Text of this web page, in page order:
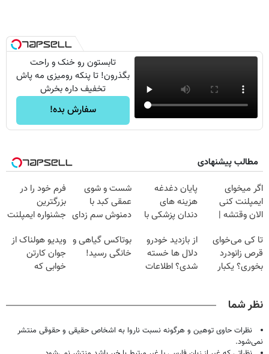
تابستون رو خنک و راحت
بگذرون! تا پنکه رومیزی مه پاش
تخفیف داره بخرش
سفارش بده!
مطالب پیشنهادی
اگر میخوای
ایمپلنت کنی
الان وقتشه |
میلیون تومان!!!
پایان دغدغه
هزینه های
دندان پزشکی با
خانگی
شست و شوی
عمقی کبد با
دمنوش سم زدای
فرم خود را در
بزرگترین
جشنواره ایمپلنت
فقط ۲۵ میلیون
تا کی می‌خوای
قرص زانودرد
بخوری؟ یکبار
از بازدید خودرو
دلال ها خسته
شدی؟ اطلاعات
بوتاکس گیاهی و
خانگی رسید!
ویدیو هولناک از
جوان کارتن
خوابی که
نظر شما
نظرات حاوی توهین و هرگونه نسبت ناروا به اشخاص حقیقی و حقوقی منتشر
نمی‌شود.